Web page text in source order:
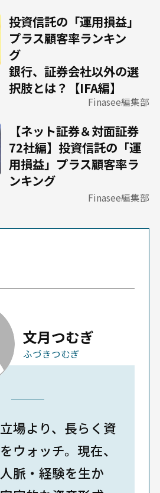
投資信託の「運用損益」
プラス顧客率ランキン
グ
銀行、証券会社以外の選
択肢とは？【IFA編】
Finasee編集部
【ネット証券＆対面証券
72社編】投資信託の「運
用損益」プラス顧客率ラ
ンキング
Finasee編集部
文月つむぎ
ふづきつむぎ
場より、長らく資
ウォッチ。現在、
脈・経験を生か